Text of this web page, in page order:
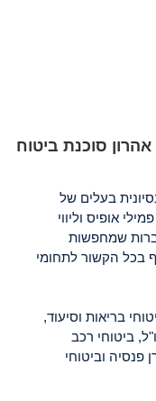
ביטוח
של
וליווי
לתחומי
וסיעוד,
רכב